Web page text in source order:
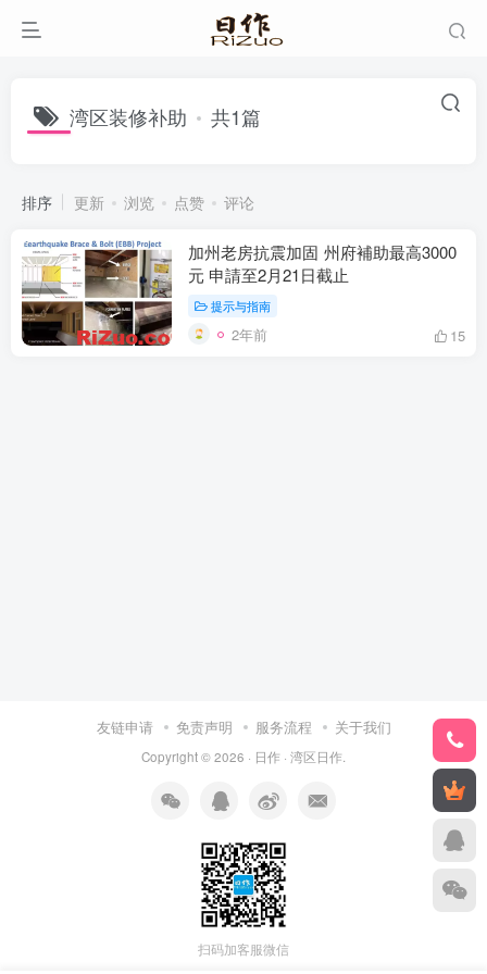
湾区装修补助 共1篇
排序 更新 浏览 点赞 评论
加州老房抗震加固 州府補助最高3000
元 申請至2月21日截止
提示与指南
2年前 15
友链申请 免责声明 服务流程 关于我们
Copyright © 2026 · 日作 · 湾区日作
扫码加客服微信